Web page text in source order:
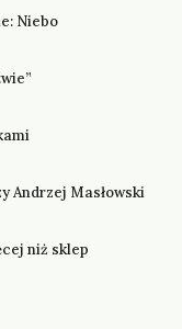
Niebo
Andrzej Masłowski
niż sklep